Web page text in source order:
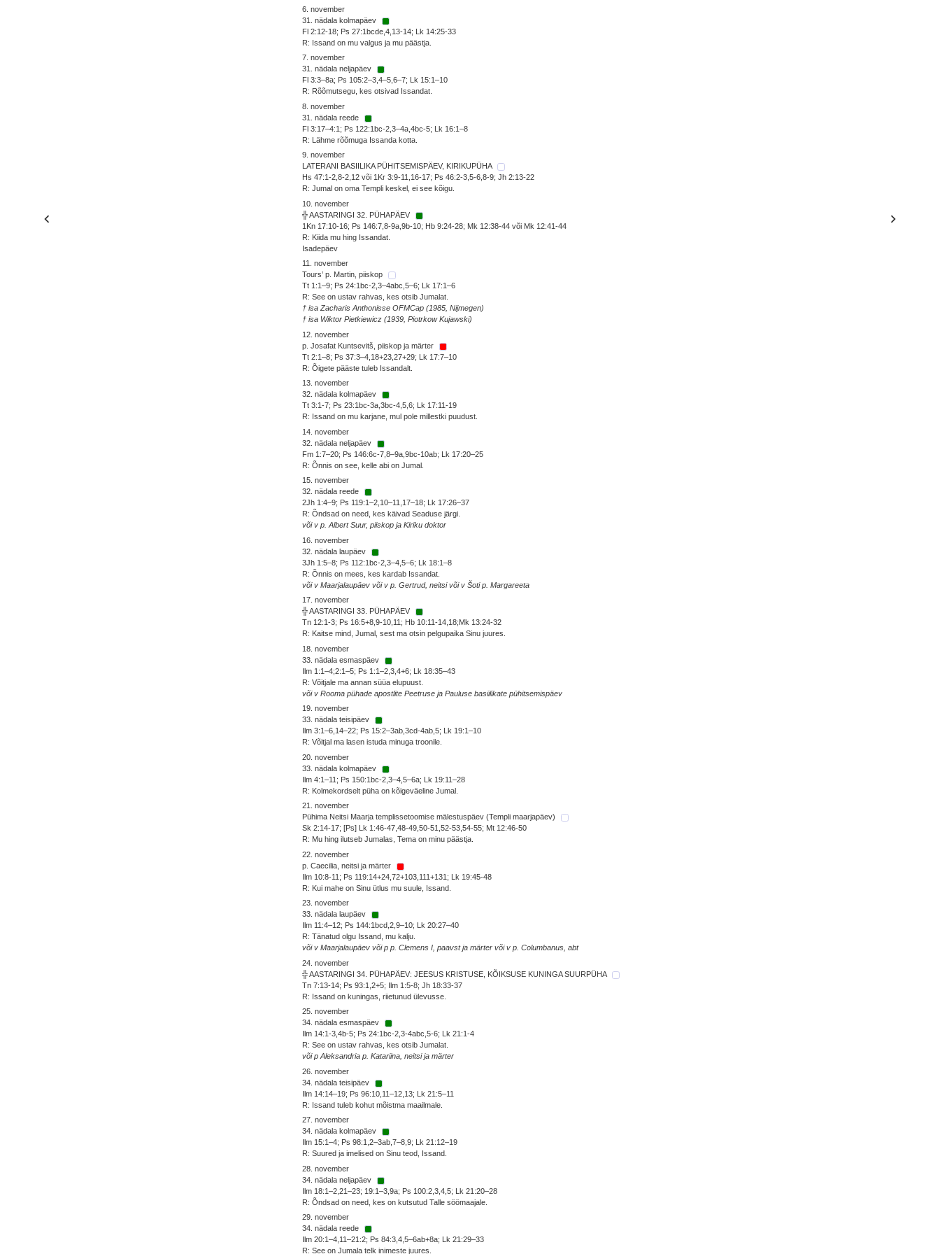
6. november
31. nädala kolmapäev
Fl 2:12-18; Ps 27:1bcde,4,13-14; Lk 14:25-33
R: Issand on mu valgus ja mu päästja.
7. november
31. nädala neljapäev
Fl 3:3–8a; Ps 105:2–3,4–5,6–7; Lk 15:1–10
R: Rõõmutsegu, kes otsivad Issandat.
8. november
31. nädala reede
Fl 3:17–4:1; Ps 122:1bc-2,3–4a,4bc-5; Lk 16:1–8
R: Lähme rõõmuga Issanda kotta.
9. november
LATERANI BASIILIKA PÜHITSEMISPÄEV, KIRIKUPÜHA
Hs 47:1-2,8-2,12 või 1Kr 3:9-11,16-17; Ps 46:2-3,5-6,8-9; Jh 2:13-22
R: Jumal on oma Templi keskel, ei see kõigu.
10. november
╬ AASTARINGI 32. PÜHAPÄEV
1Kn 17:10-16; Ps 146:7,8-9a,9b-10; Hb 9:24-28; Mk 12:38-44 või Mk 12:41-44
R: Kiida mu hing Issandat.
Isadepäev
11. november
Tours’ p. Martin, piiskop
Tt 1:1–9; Ps 24:1bc-2,3–4abc,5–6; Lk 17:1–6
R: See on ustav rahvas, kes otsib Jumalat.
† isa Zacharis Anthonisse OFMCap (1985, Nijmegen)
† isa Wiktor Pietkiewicz (1939, Piotrkow Kujawski)
12. november
p. Josafat Kuntsevitš, piiskop ja märter
Tt 2:1–8; Ps 37:3–4,18+23,27+29; Lk 17:7–10
R: Õigete pääste tuleb Issandalt.
13. november
32. nädala kolmapäev
Tt 3:1-7; Ps 23:1bc-3a,3bc-4,5,6; Lk 17:11-19
R: Issand on mu karjane, mul pole millestki puudust.
14. november
32. nädala neljapäev
Fm 1:7–20; Ps 146:6c-7,8–9a,9bc-10ab; Lk 17:20–25
R: Õnnis on see, kelle abi on Jumal.
15. november
32. nädala reede
2Jh 1:4–9; Ps 119:1–2,10–11,17–18; Lk 17:26–37
R: Õndsad on need, kes käivad Seaduse järgi.
või v p. Albert Suur, piiskop ja Kiriku doktor
16. november
32. nädala laupäev
3Jh 1:5–8; Ps 112:1bc-2,3–4,5–6; Lk 18:1–8
R: Õnnis on mees, kes kardab Issandat.
või v Maarjalaupäev või v p. Gertrud, neitsi või v Šoti p. Margareeta
17. november
╬ AASTARINGI 33. PÜHAPÄEV
Tn 12:1-3; Ps 16:5+8,9-10,11; Hb 10:11-14,18;Mk 13:24-32
R: Kaitse mind, Jumal, sest ma otsin pelgupaika Sinu juures.
18. november
33. nädala esmaspäev
Ilm 1:1–4;2:1–5; Ps 1:1–2,3,4+6; Lk 18:35–43
R: Võitjale ma annan süüa elupuust.
või v Rooma pühade apostlite Peetruse ja Pauluse basiilikate pühitsemispäev
19. november
33. nädala teisipäev
Ilm 3:1–6,14–22; Ps 15:2–3ab,3cd-4ab,5; Lk 19:1–10
R: Võitjal ma lasen istuda minuga troonile.
20. november
33. nädala kolmapäev
Ilm 4:1–11; Ps 150:1bc-2,3–4,5–6a; Lk 19:11–28
R: Kolmekordselt püha on kõigeväeline Jumal.
21. november
Pühima Neitsi Maarja templissetoomise mälestuspäev (Templi maarjapäev)
Sk 2:14-17; [Ps] Lk 1:46-47,48-49,50-51,52-53,54-55; Mt 12:46-50
R: Mu hing ilutseb Jumalas, Tema on minu päästja.
22. november
p. Caecilia, neitsi ja märter
Ilm 10:8-11; Ps 119:14+24,72+103,111+131; Lk 19:45-48
R: Kui mahe on Sinu ütlus mu suule, Issand.
23. november
33. nädala laupäev
Ilm 11:4–12; Ps 144:1bcd,2,9–10; Lk 20:27–40
R: Tänatud olgu Issand, mu kalju.
või v Maarjalaupäev või p p. Clemens I, paavst ja märter või v p. Columbanus, abt
24. november
╬ AASTARINGI 34. PÜHAPÄEV: JEESUS KRISTUSE, KÕIKSUSE KUNINGA SUURPÜHA
Tn 7:13-14; Ps 93:1,2+5; Ilm 1:5-8; Jh 18:33-37
R: Issand on kuningas, riietunud ülevusse.
25. november
34. nädala esmaspäev
Ilm 14:1-3,4b-5; Ps 24:1bc-2,3-4abc,5-6; Lk 21:1-4
R: See on ustav rahvas, kes otsib Jumalat.
või p Aleksandria p. Katariina, neitsi ja märter
26. november
34. nädala teisipäev
Ilm 14:14–19; Ps 96:10,11–12,13; Lk 21:5–11
R: Issand tuleb kohut mõistma maailmale.
27. november
34. nädala kolmapäev
Ilm 15:1–4; Ps 98:1,2–3ab,7–8,9; Lk 21:12–19
R: Suured ja imelised on Sinu teod, Issand.
28. november
34. nädala neljapäev
Ilm 18:1–2,21–23; 19:1–3,9a; Ps 100:2,3,4,5; Lk 21:20–28
R: Õndsad on need, kes on kutsutud Talle söömaajale.
29. november
34. nädala reede
Ilm 20:1–4,11–21:2; Ps 84:3,4,5–6ab+8a; Lk 21:29–33
R: See on Jumala telk inimeste juures.